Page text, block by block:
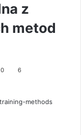
z
metod
0 6